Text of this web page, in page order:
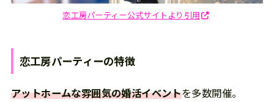
恋工房パーティー公式サイトより引用
恋工房パーティーの特徴
アットホームな雰囲気の婚活イベントを多数開催。